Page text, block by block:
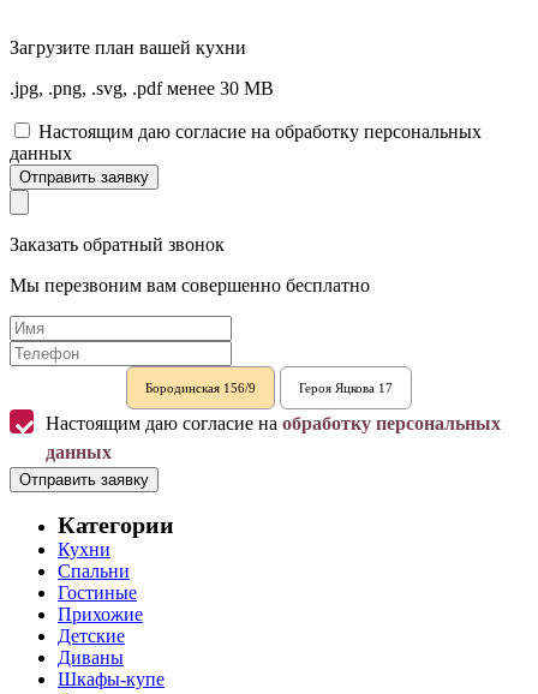
Загрузите план вашей кухни
.jpg, .png, .svg, .pdf менее 30 MB
Настоящим даю согласие на обработку персональных
данных
Отправить заявку
Заказать обратный звонок
Мы перезвоним вам совершенно бесплатно
Бородинская 156/9 Героя Яцкова 17
Настоящим даю согласие на обработку персональных
данных
Отправить заявку
Категории
Кухни
Спальни
Гостиные
Прихожие
Детские
Диваны
Шкафы-купе